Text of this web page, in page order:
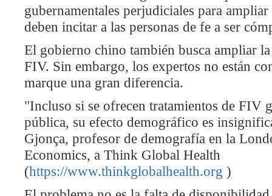
gubernamentales perjudiciales para
deben incitar a las personas de fe a ser
El gobierno chino también busca ampliar
FIV. Sin embargo, los expertos no están
marque una gran diferencia.
"Incluso si se ofrecen tratamientos de FIV
pública, su efecto demográfico es
Gjonça, profesor de demografía en la
Economics, a Think Global Health
(https://www.thinkglobalhealth.org )